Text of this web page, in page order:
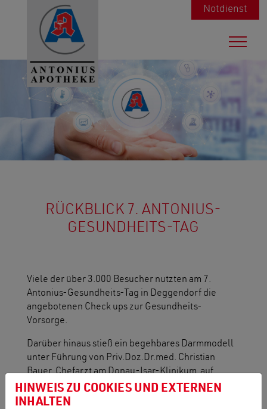
Notdienst
RÜCKBLICK 7. ANTONIUS-
GESUNDHEITS-TAG
Viele der über 3.000 Besucher nutzten am 7.
Antonius-Gesundheits-Tag in Deggendorf die
angebotenen Check ups zur Gesundheits-
Vorsorge.
Darüber hinaus stieß ein begehbares Darmmodell
unter Führung von Priv.Doz.Dr.med. Christian
Bauer, Chefarzt am Donau-Isar-Klinikum auf
ebenso grosses Interesse, wie die
Spezialberatungen von 16 Pharmafirmen an den
HINWEIS ZU COOKIES UND EXTERNEN
INHALTEN